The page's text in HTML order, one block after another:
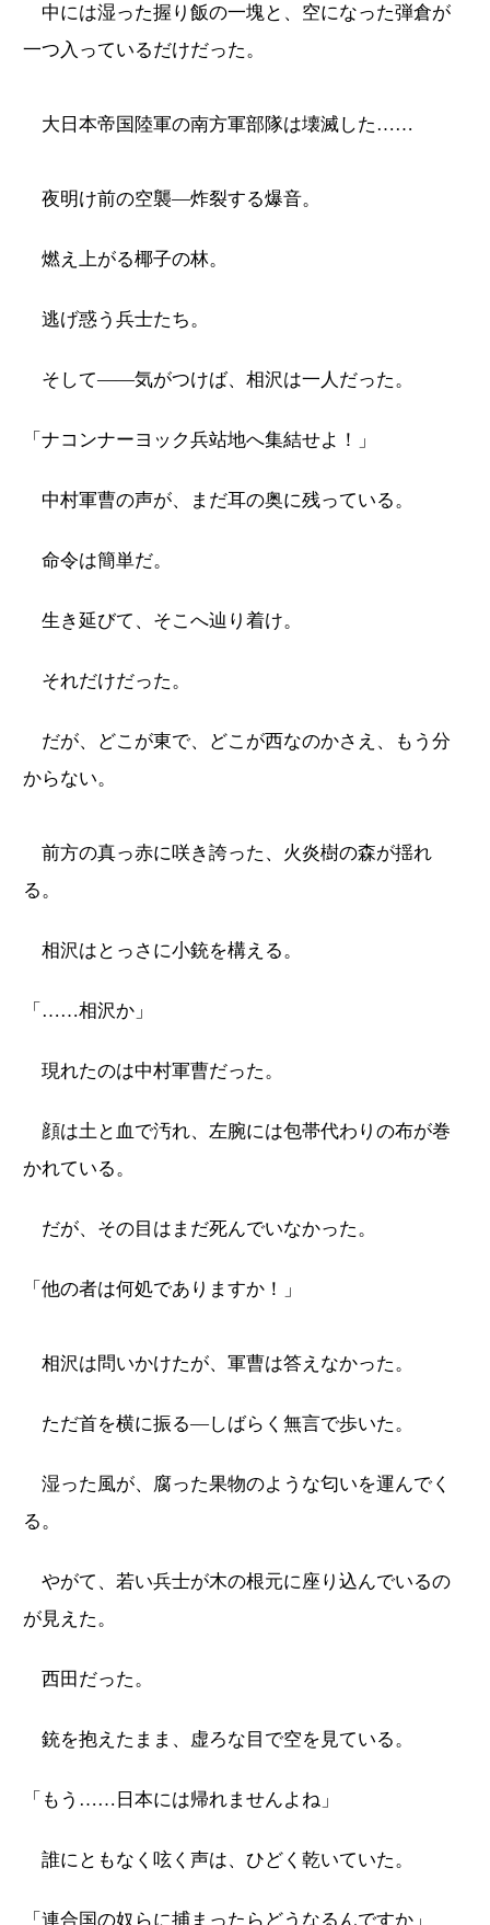
中には湿った握り飯の一塊と、空になった弾倉が
一つ入っているだけだった。
大日本帝国陸軍の南方軍部隊は壊滅した……
夜明け前の空襲―炸裂する爆音。
燃え上がる椰子の林。
逃げ惑う兵士たち。
そして――気がつけば、相沢は一人だった。
「ナコンナーヨック兵站地へ集結せよ！」
中村軍曹の声が、まだ耳の奥に残っている。
命令は簡単だ。
生き延びて、そこへ辿り着け。
それだけだった。
だが、どこが東で、どこが西なのかさえ、もう分
からない。
前方の真っ赤に咲き誇った、火炎樹の森が揺れ
る。
相沢はとっさに小銃を構える。
「……相沢か」
現れたのは中村軍曹だった。
顔は土と血で汚れ、左腕には包帯代わりの布が巻
かれている。
だが、その目はまだ死んでいなかった。
「他の者は何処でありますか！」
相沢は問いかけたが、軍曹は答えなかった。
ただ首を横に振る―しばらく無言で歩いた。
湿った風が、腐った果物のような匂いを運んでく
る。
やがて、若い兵士が木の根元に座り込んでいるの
が見えた。
西田だった。
銃を抱えたまま、虚ろな目で空を見ている。
「もう……日本には帰れませんよね」
誰にともなく呟く声は、ひどく乾いていた。
「連合国の奴らに捕まったらどうなるんですか」